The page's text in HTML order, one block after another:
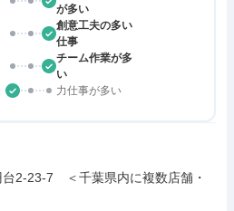
が多い
創意工夫の多い
仕事
チーム作業が多
い
力仕事が多い
2-23-7　＜千葉県内に複数店舗・